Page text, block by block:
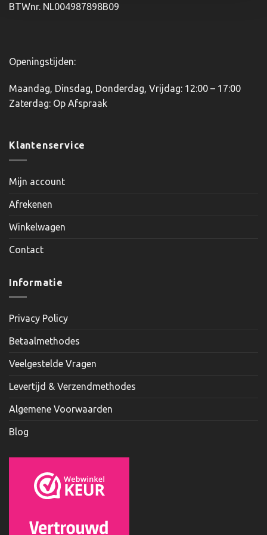
BTWnr. NL004987898B09
Openingstijden:
Maandag, Dinsdag, Donderdag, Vrijdag: 12:00 – 17:00
Zaterdag: Op Afspraak
Klantenservice
Mijn account
Afrekenen
Winkelwagen
Contact
Informatie
Privacy Policy
Betaalmethodes
Veelgestelde Vragen
Levertijd & Verzendmethodes
Algemene Voorwaarden
Blog